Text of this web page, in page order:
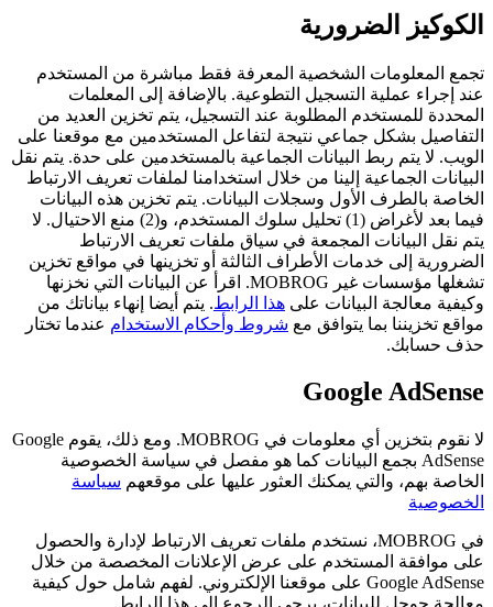
الكوكيز الضرورية
تجمع المعلومات الشخصية المعرفة فقط مباشرة من المستخدم
عند إجراء عملية التسجيل التطوعية. بالإضافة إلى المعلمات
المحددة للمستخدم المطلوبة عند التسجيل، يتم تخزين العديد من
التفاصيل بشكل جماعي نتيجة لتفاعل المستخدمين مع موقعنا على
الويب. لا يتم ربط البيانات الجماعية بالمستخدمين على حدة. يتم نقل
البيانات الجماعية إلينا من خلال استخدامنا لملفات تعريف الارتباط
الخاصة بالطرف الأول وسجلات البيانات. يتم تخزين هذه البيانات
فيما بعد لأغراض (1) تحليل سلوك المستخدم، و(2) منع الاحتيال. لا
يتم نقل البيانات المجمعة في سياق ملفات تعريف الارتباط
الضرورية إلى خدمات الأطراف الثالثة أو تخزينها في مواقع تخزين
تشغلها مؤسسات غير MOBROG. اقرأ عن البيانات التي نخزنها
وكيفية معالجة البيانات على هذا الرابط. يتم أيضا إنهاء بياناتك من
مواقع تخزيننا بما يتوافق مع شروط وأحكام الاستخدام عندما تختار
حذف حسابك.
Google AdSense
لا نقوم بتخزين أي معلومات في MOBROG. ومع ذلك، يقوم Google
AdSense بجمع البيانات كما هو مفصل في سياسة الخصوصية
الخاصة بهم، والتي يمكنك العثور عليها على موقعهم سياسة
الخصوصية
في MOBROG، نستخدم ملفات تعريف الارتباط لإدارة والحصول
على موافقة المستخدم على عرض الإعلانات المخصصة من خلال
Google AdSense على موقعنا الإلكتروني. لفهم شامل حول كيفية
معالجة جوجل للبيانات، يرجى الرجوع إلى هذا الرابط.